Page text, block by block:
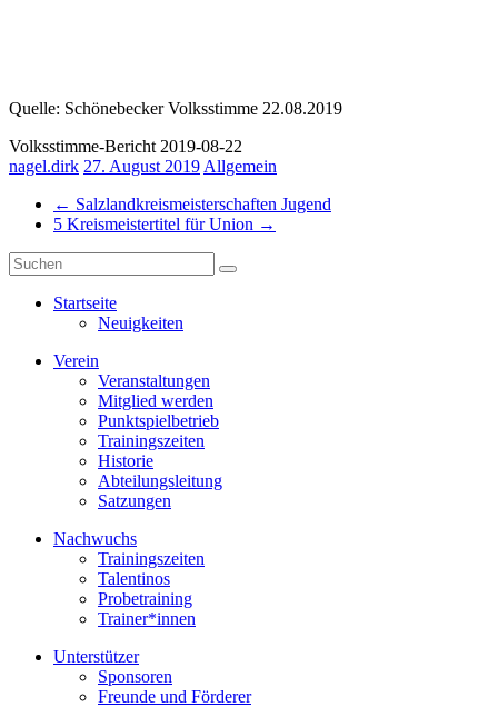
Quelle: Schönebecker Volksstimme 22.08.2019
Volksstimme-Bericht 2019-08-22
nagel.dirk 27. August 2019 Allgemein
← Salzlandkreismeisterschaften Jugend
5 Kreismeistertitel für Union →
Startseite
Neuigkeiten
Verein
Veranstaltungen
Mitglied werden
Punktspielbetrieb
Trainingszeiten
Historie
Abteilungsleitung
Satzungen
Nachwuchs
Trainingszeiten
Talentinos
Probetraining
Trainer*innen
Unterstützer
Sponsoren
Freunde und Förderer